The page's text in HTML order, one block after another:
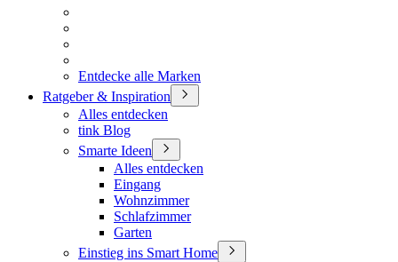
Entdecke alle Marken
Ratgeber & Inspiration
Alles entdecken
tink Blog
Smarte Ideen
Alles entdecken
Eingang
Wohnzimmer
Schlafzimmer
Garten
Einstieg ins Smart Home